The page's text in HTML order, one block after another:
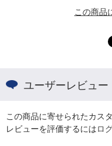
この商品
ユーザーレビュー
この商品に寄せられたカス
レビューを評価するにはロ